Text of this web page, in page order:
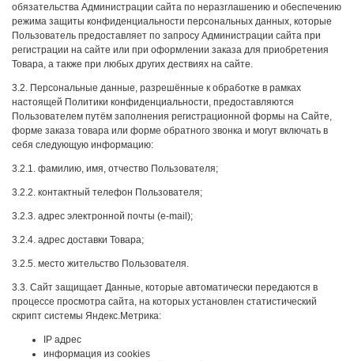
обязательства Администрации сайта по неразглашению и обеспечению
режима защиты конфиденциальности персональных данных, которые
Пользователь предоставляет по запросу Администрации сайта при
регистрации на сайте или при оформлении заказа для приобретения
Товара, а также при любых других дествиях на сайте.
3.2. Персональные данные, разрешённые к обработке в рамках
настоящей Политики конфиденциальности, предоставляются
Пользователем путём заполнения регистрационной формы на Сайте,
форме заказа товара или форме обратного звонка и могут включать в
себя следующую информацию:
3.2.1. фамилию, имя, отчество Пользователя;
3.2.2. контактный телефон Пользователя;
3.2.3. адрес электронной почты (e-mail);
3.2.4. адрес доставки Товара;
3.2.5. место жительство Пользователя.
3.3. Сайт защищает Данные, которые автоматически передаются в
процессе просмотра сайта, на которых установлен статистический
скрипт системы Яндекс.Метрика:
IP адрес
информация из cookies